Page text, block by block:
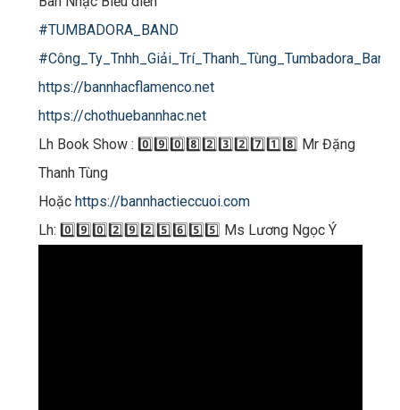
#TUMBADORA_BAND
#Công_Ty_Tnhh_Giải_Trí_Thanh_Tùng_Tumbadora_Band
https://bannhacflamenco.net
https://chothuebannhac.net
Lh Book Show : 0️⃣9️⃣0️⃣8️⃣2️⃣3️⃣2️⃣7️⃣1️⃣8️⃣ Mr Đặng
Thanh Tùng
Hoặc https://bannhactieccuoi.com​​​
Lh: 0️⃣9️⃣0️⃣2️⃣9️⃣2️⃣5️⃣6️⃣5️⃣5️⃣ Ms Lương Ngọc Ý